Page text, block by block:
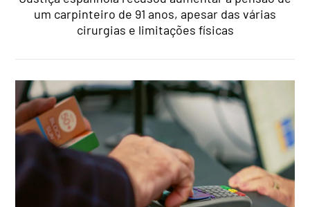
um carpinteiro de 91 anos, apesar das várias
cirurgias e limitações físicas